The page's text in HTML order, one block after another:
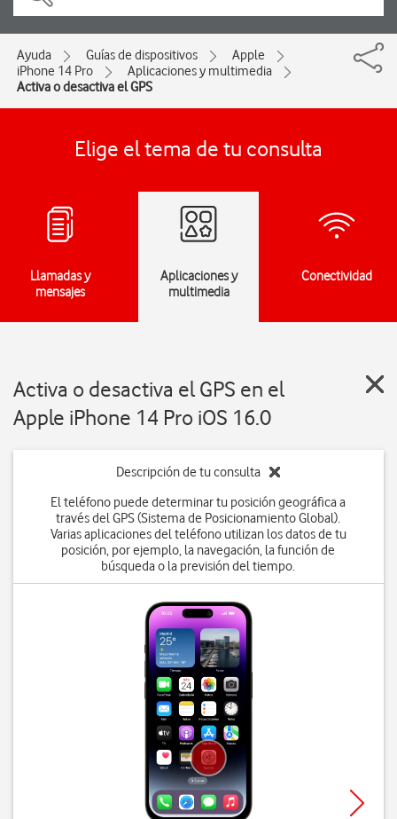
Ayuda Guías de dispositivos
Apple
iPhone 14 Pro
Aplicaciones y multimedia
Activa o desactiva el GPS
Elige el tema de tu consulta
Llamadas y
mensajes
Aplicaciones y
multimedia
Conectividad
Activa o desactiva el GPS en el
Apple iPhone 14 Pro iOS 16.0
Descripción de tu consulta
El teléfono puede determinar tu posición geográfica a
través del GPS (Sistema de Posicionamiento Global).
Varias aplicaciones del teléfono utilizan los datos de tu
posición, por ejemplo, la navegación, la función de
búsqueda o la previsión del tiempo.